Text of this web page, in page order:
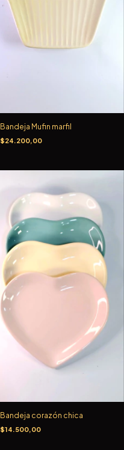
Bandeja Mufin marfil
$24.200,00
Bandeja corazón chica
$14.500,00